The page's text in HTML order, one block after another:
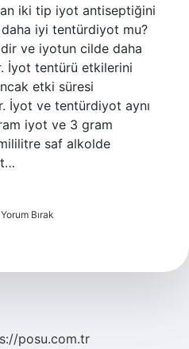
iki tip iyot antiseptiğini
iyi tentürdiyot mu?
ve iyotun cilde daha
İyot tentürü etkilerini
etki süresi
İyot ve tentürdiyot aynı
iyot ve 3 gram
saf alkolde
Yorum Bırak
posu.com.tr